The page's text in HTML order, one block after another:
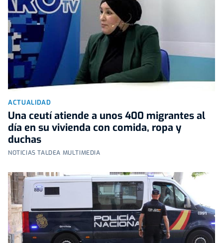
ACTUALIDAD
Una ceutí atiende a unos 400 migrantes al
día en su vivienda con comida, ropa y
duchas
NOTICIAS TALDEA MULTIMEDIA